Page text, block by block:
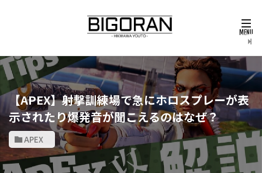
【APEX】射撃訓練場で急にホロスプレーが表
示されたり爆発音が聞こえるのはなぜ？
APEX